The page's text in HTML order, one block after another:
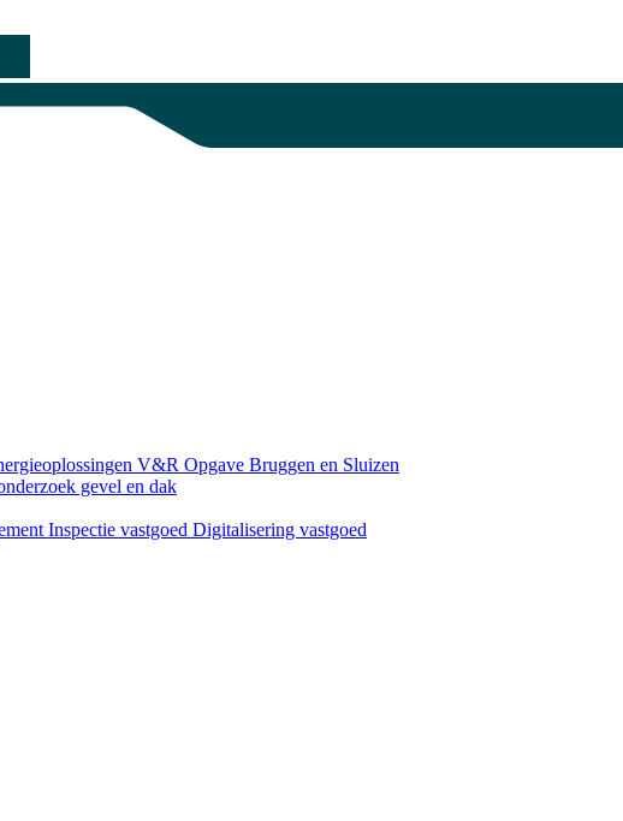
V&R Opgave Bruggen en Sluizen
gevel en dak
Inspectie vastgoed Digitalisering vastgoed